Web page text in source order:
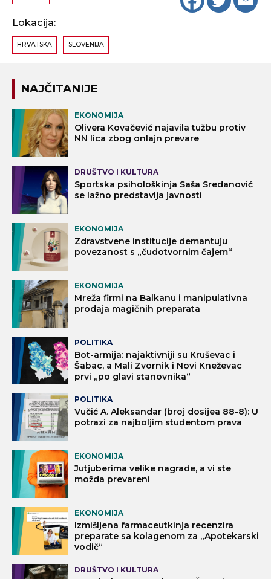
Lokacija:
HRVATSKA SLOVENIJA
NAJČITANIJE
EKONOMIJA
Olivera Kovačević najavila tužbu protiv
NN lica zbog onlajn prevare
DRUŠTVO I KULTURA
Sportska psihološkinja Saša Sredanović
se lažno predstavlja javnosti
EKONOMIJA
Zdravstvene institucije demantuju
povezanost s „čudotvornim čajem“
EKONOMIJA
Mreža firmi na Balkanu i manipulativna
prodaja magičnih preparata
POLITIKA
Bot-armija: najaktivniji su Kruševac i
Šabac, a Mali Zvornik i Novi Kneževac
prvi „po glavi stanovnika“
POLITIKA
Vučić A. Aleksandar (broj dosijea 88-8): U
potrazi za najboljim studentom prava
EKONOMIJA
Jutjuberima velike nagrade, a vi ste
možda prevareni
EKONOMIJA
Izmišljena farmaceutkinja recenzira
preparate sa kolagenom za „Apotekarski
vodič“
DRUŠTVO I KULTURA